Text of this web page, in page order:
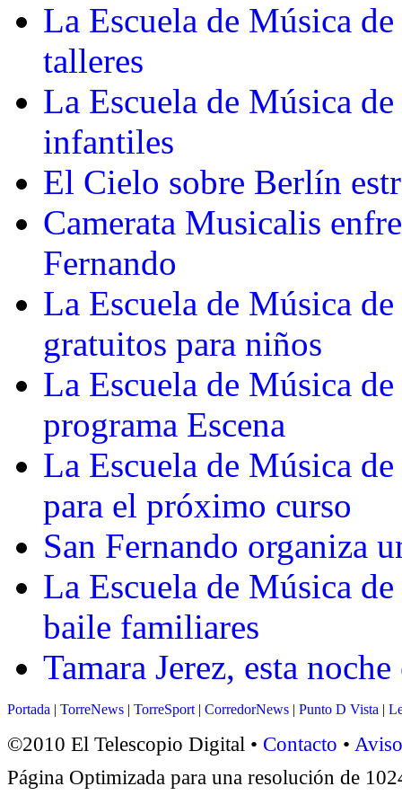
La Escuela de Música
talleres
La Escuela de Música
infantiles
El Cielo sobre Berlín
Camerata Musicalis
Fernando
La Escuela de Música
gratuitos para niños
La Escuela de Música
programa Escena
La Escuela de Música
para el próximo curso
San Fernando organiza
La Escuela de Música
baile familiares
Tamara Jerez, esta
Portada | TorreNews | TorreSport | CorredorNews | Punto D Vista |
©2010 El Telescopio Digital • Contacto •
Página Optimizada para una resolución de